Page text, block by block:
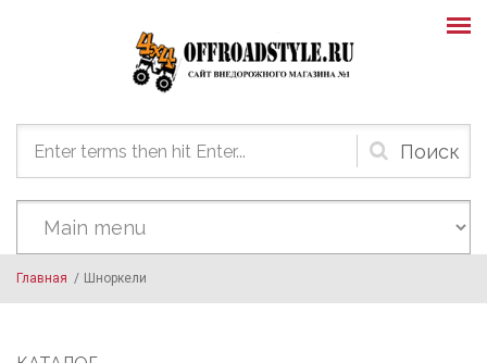
Форма
поиска
Главная / Шноркели